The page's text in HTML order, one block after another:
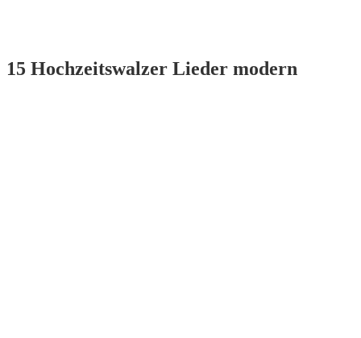
15 Hochzeitswalzer Lieder modern